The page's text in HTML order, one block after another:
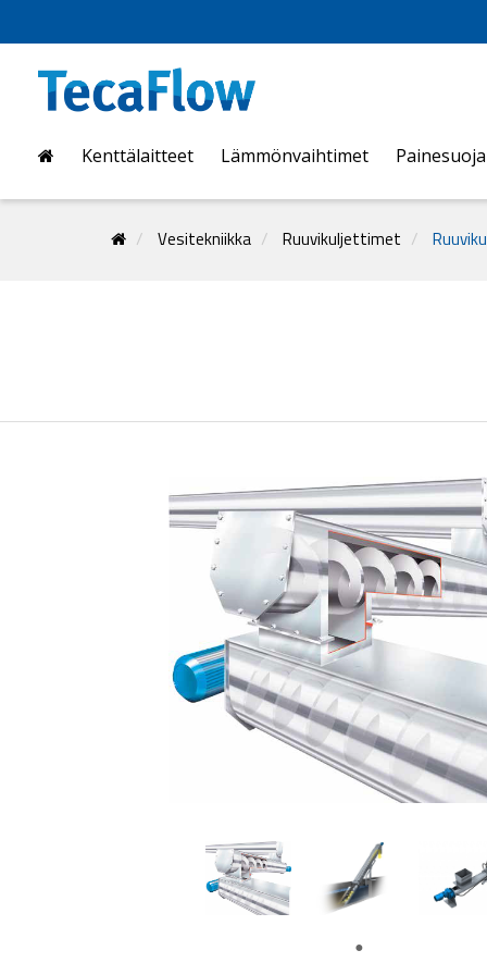
Kenttälaitteet Lämmönvaihtimet
Vesitekniikka Ruuvikuljettimet